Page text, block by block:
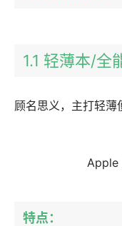
1.1 轻薄本/全
顾名思义，主打轻薄
Apple
特点：